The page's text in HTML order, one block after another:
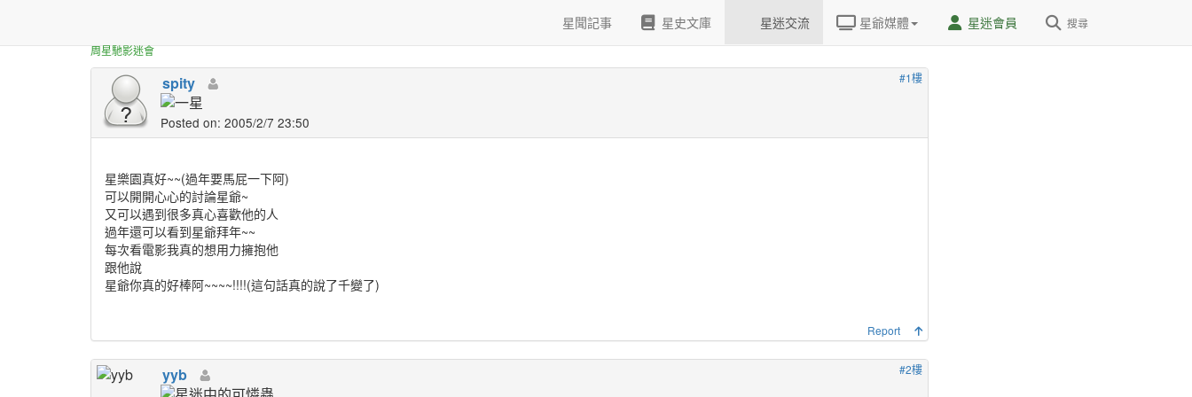
周星馳影迷會
星聞記事 星史文庫 星迷交流 星爺媒體 星迷會員 搜尋
#1樓
spity
Posted on: 2005/2/7 23:50
星樂園真好~~(過年要馬屁一下阿)
可以開開心心的討論星爺~
又可以遇到很多真心喜歡他的人
過年還可以看到星爺拜年~~
每次看電影我真的想用力擁抱他
跟他說
星爺你真的好棒阿~~~~!!!!(這句話真的說了千變了)
Report
#2樓
yyb